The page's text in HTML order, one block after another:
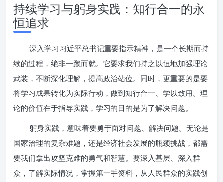
持续学习与躬身实践：知行合一的永
恒追求
深入学习习近平总书记重要指示精神，是一个长期而持
续的过程，绝非一蹴而就。它要求我们持之以恒地加强理论
武装，不断深化理解，提高政治站位。同时，更重要的是要
将学习成果转化为实际行动，做到知行合一、学以致用。理
论的价值在于指导实践，学习的目的是为了解决问题。
躬身实践，意味着要勇于面对问题、解决问题。无论是
国家治理的复杂难题，还是经济社会发展的瓶颈挑战，都需
要我们拿出攻坚克难的勇气和智慧。要深入基层、深入群
众，了解实际情况，掌握第一手资料，从人民群众的实践创